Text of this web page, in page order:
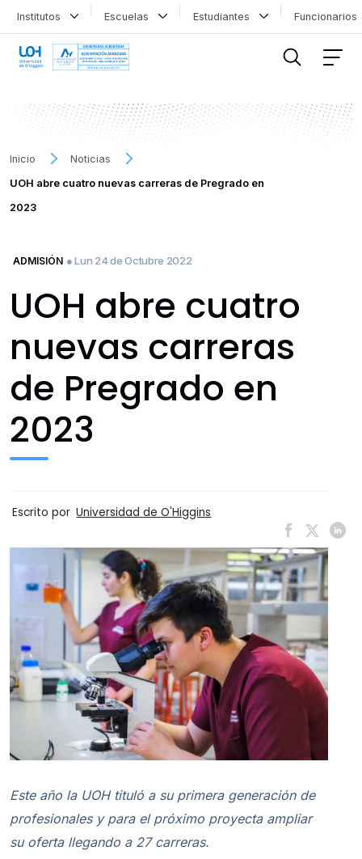
Institutos Escuelas Estudiantes
Inicio
Noticias
UOH abre cuatro nuevas carreras de Pregrado en
2023
ADMISIÓN ● Lun 24 de Octubre 2022
UOH abre cuatro
nuevas carreras
de Pregrado en
2023
Escrito por Universidad de O'Higgins
Este año la UOH tituló a su primera generación de
profesionales y para el próximo proyecta ampliar
su oferta llegando a 27 carreras.